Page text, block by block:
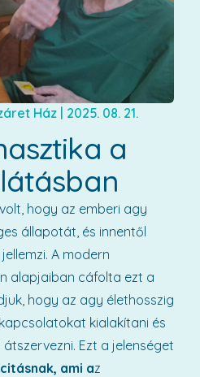
Ház | 2025. 08. 21.
a
hogy az emberi agy
állapotát, és innentől
A modern
alapjaiban cáfolta ezt a
hogy az agy élethosszig
kialakítani és
Ezt a jelenséget
ami az